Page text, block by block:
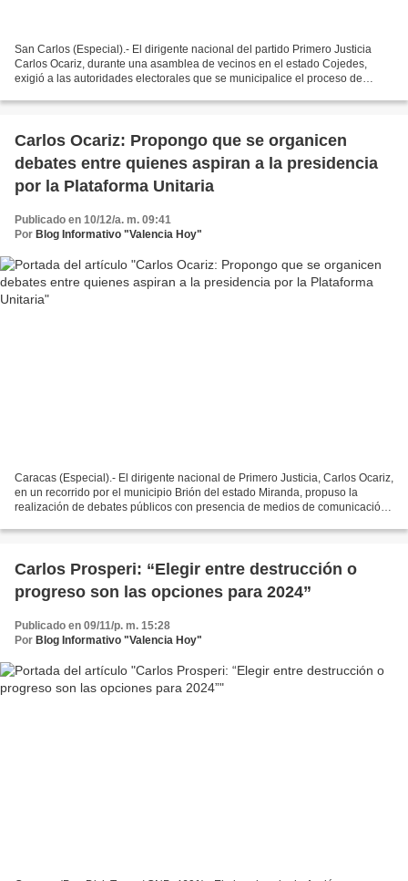
San Carlos (Especial).- El dirigente nacional del partido Primero Justicia
Carlos Ocariz, durante una asamblea de vecinos en el estado Cojedes,
exigió a las autoridades electorales que se municipalice el proceso de
Carlos Ocariz: Propongo que se organicen
debates entre quienes aspiran a la presidencia
por la Plataforma Unitaria
Publicado en 10/12/a. m. 09:41
Por Blog Informativo "Valencia Hoy"
Caracas (Especial).- El dirigente nacional de Primero Justicia, Carlos Ocariz,
en un recorrido por el municipio Brión del estado Miranda, propuso la
realización de debates públicos con presencia de medios de comunicación
Carlos Prosperi: “Elegir entre destrucción o
progreso son las opciones para 2024”
Publicado en 09/11/p. m. 15:28
Por Blog Informativo "Valencia Hoy"